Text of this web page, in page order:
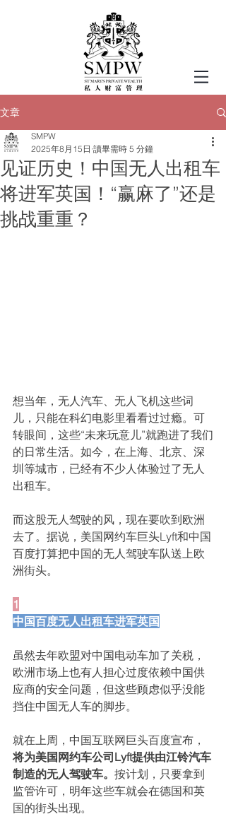
文章
见证历史！中国无人出租车
将进军英国！“赢麻了”还是
挑战重重？
SMPW
2025年8月15日 讀畢需時 5 分鐘
想当年，无人汽车、无人飞机这些词
儿，只能在科幻电影里看看过过瘾。可
转眼间，这些“未来玩意儿”就跑进了我们
的日常生活。如今，在上海、北京、深
圳等城市，已经有不少人体验过了无人
出租车。
而这股无人驾驶的风，现在要吹到欧洲
去了。据说，美国网约车巨头Lyft和中国
百度打算把中国的无人驾驶车队送上欧
洲街头。
1
中国百度无人出租车进军英国
虽然去年欧盟对中国电动车加了关税，
欧洲市场上也有人担心过度依赖中国供
应商的安全问题，但这些顾虑似乎没能
挡住中国无人车的脚步。
就在上周，中国互联网巨头百度宣布，
将为美国网约车公司Lyft提供由江铃汽车
制造的无人驾驶车。 按计划，只要拿到
监管许可，明年这些车就会在德国和英
国的街头出现。